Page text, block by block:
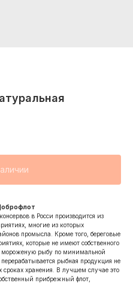
в Росси производится из
многие из которых
промысла. Кроме того, береговые
которые не имеют собственного
мороженую рыбу по минимальной
рыбная продукция не
сроках хранения. В лучшем случае это
прибрежный флот,